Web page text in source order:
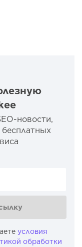
новости,
бесплатных
условия
обработки